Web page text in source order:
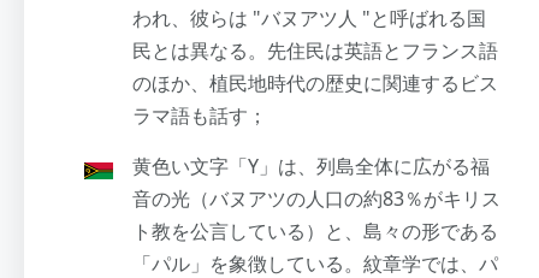
われ、彼らは "バヌアツ人 "と呼ばれる国
民とは異なる。先住民は英語とフランス語
のほか、植民地時代の歴史に関連するビス
ラマ語も話す；
黄色い文字「Y」は、列島全体に広がる福
音の光（バヌアツの人口の約83％がキリス
ト教を公言している）と、島々の形である
「パル」を象徴している。紋章学では、パ